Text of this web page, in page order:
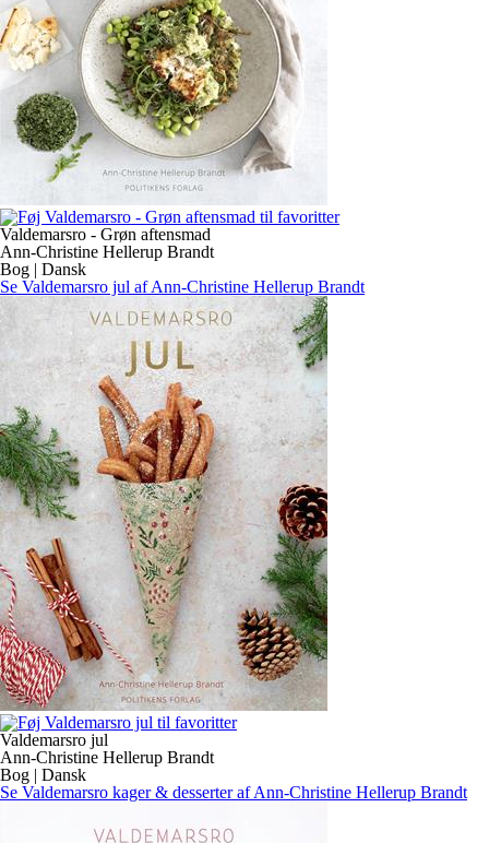
Valdemarsro - Grøn aftensmad
Ann-Christine Hellerup Brandt
Bog | Dansk
Se Valdemarsro jul af Ann-Christine Hellerup Brandt
Valdemarsro jul
Ann-Christine Hellerup Brandt
Bog | Dansk
Se Valdemarsro kager & desserter af Ann-Christine Hellerup Brandt